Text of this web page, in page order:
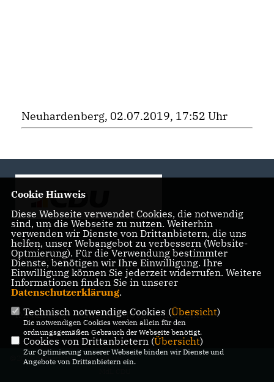
Neuhardenberg, 02.07.2019, 17:52 Uhr
Landtagsabgeordnete der CDU Fraktion im Landtag
Brandenburg
IMPRESSUM DATENSCHUTZ KONTAKT
@2026 Bürgerbüro Kristy Augustin,
Cookie Hinweis
Diese Webseite verwendet Cookies, die notwendig
sind, um die Webseite zu nutzen. Weiterhin
verwenden wir Dienste von Drittanbietern, die uns
helfen, unser Webangebot zu verbessern (Website-
Optmierung). Für die Verwendung bestimmter
Dienste, benötigen wir Ihre Einwilligung. Ihre
Einwilligung können Sie jederzeit widerrufen. Weitere
Informationen finden Sie in unserer
Datenschutzerklärung.
Technisch notwendige Cookies (Übersicht)
Die notwendigen Cookies werden allein für den
ordnungsgemäßen Gebrauch der Webseite benötigt.
Cookies von Drittanbietern (Übersicht)
Zur Optimierung unserer Webseite binden wir Dienste und
Angebote von Drittanbietern ein.